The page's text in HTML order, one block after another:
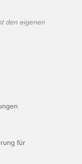
den eigenen
für